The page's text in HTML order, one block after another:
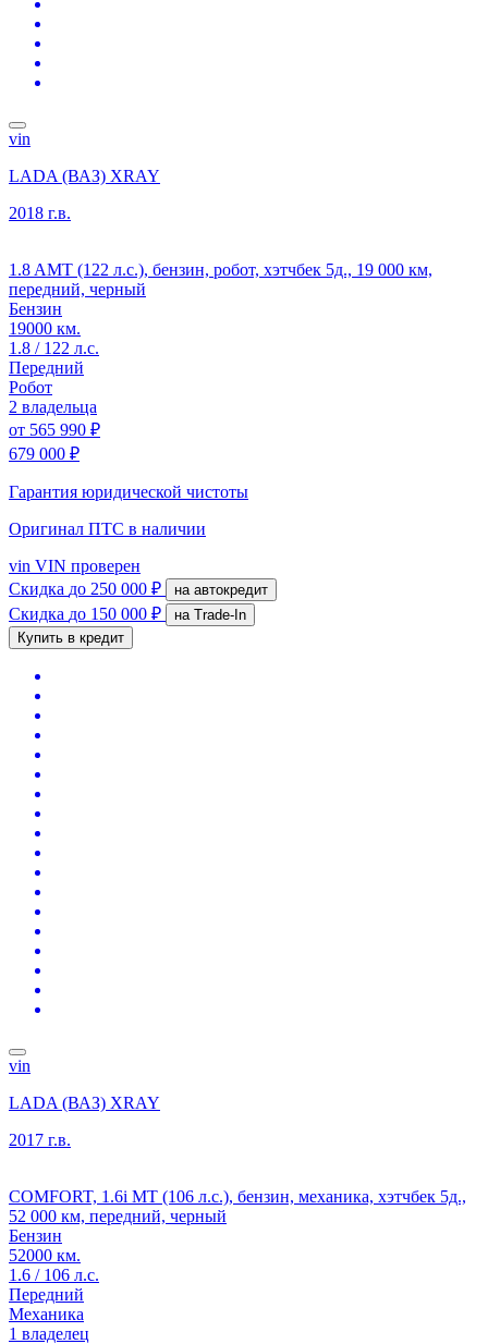
vin
LADA (ВАЗ) XRAY
2018 г.в.
1.8 AMT (122 л.с.), бензин, робот, хэтчбек 5д., 19 000 км,
передний, черный
Бензин
19000 км.
1.8 / 122 л.с.
Передний
Робот
2 владельца
от 565 990 ₽
679 000 ₽
Гарантия юридической чистоты
Оригинал ПТС в наличии
vin VIN проверен
Скидка до 250 000 ₽ на автокредит
Скидка до 150 000 ₽
на Trade-In
Купить в кредит
vin
LADA (ВАЗ) XRAY
2017 г.в.
COMFORT, 1.6i MT (106 л.с.), бензин, механика, хэтчбек 5д.,
52 000 км, передний, черный
Бензин
52000 км.
1.6 / 106 л.с.
Передний
Механика
1 владелец